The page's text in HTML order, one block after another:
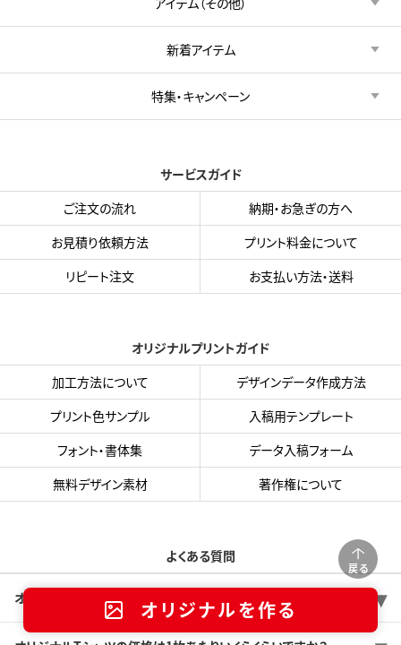
戻る
オリジナルを作る
新着アイテム
特集・キャンペーン
サービスガイド
ご注文の流れ
納期・お急ぎの方へ
お見積り依頼方法
プリント料金について
リピート注文
お支払い方法・送料
オリジナルプリントガイド
加工方法について
デザインデータ作成方法
プリント色サンプル
入稿用テンプレート
フォント・書体集
データ入稿フォーム
無料デザイン素材
著作権について
よくある質問
オリジナルTシャツは何枚から注文できますか？